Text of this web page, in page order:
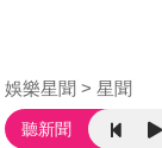
娛樂星聞 星聞
聽新聞